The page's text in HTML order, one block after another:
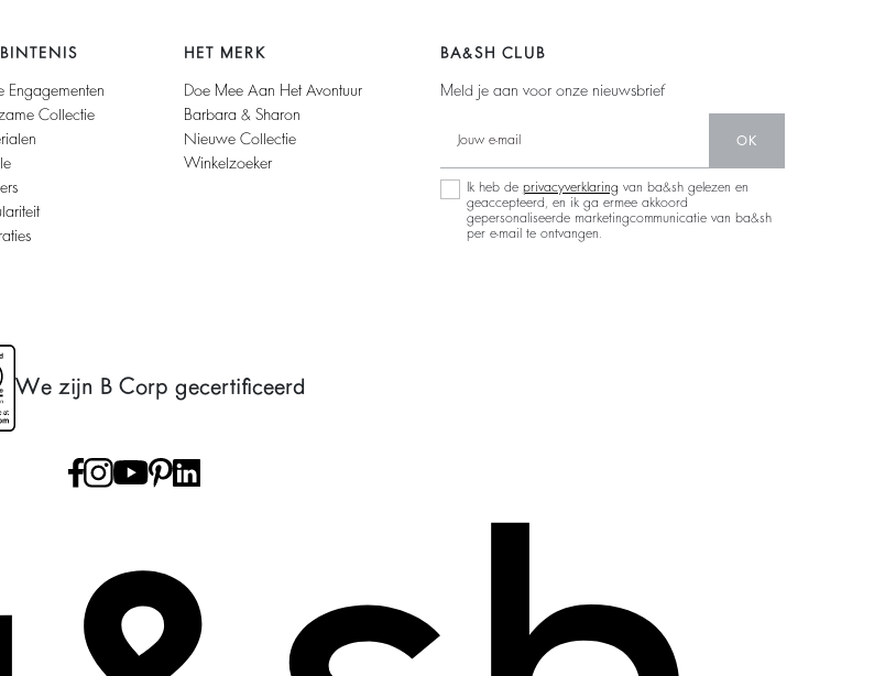
Engagementen
Collectie
HET MERK
Doe Mee Aan Het Avontuur
Barbara & Sharon
Nieuwe Collectie
Winkelzoeker
BA&SH CLUB
Meld je aan voor onze nieuwsbrief
OK
Ik heb de privacyverklaring van ba&sh gelezen en
geaccepteerd, en ik ga ermee akkoord
gepersonaliseerde marketingcommunicatie van ba&sh
per e-mail te ontvangen.
We zijn B Corp gecertificeerd